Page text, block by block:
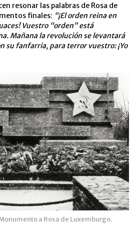
resonar las palabras de Rosa de
finales: “¡El orden reina en
Vuestro “orden” está
Mañana la revolución se levantará
su fanfarria, para terror vuestro: ¡Yo
a Rosa de Luxemburgo.